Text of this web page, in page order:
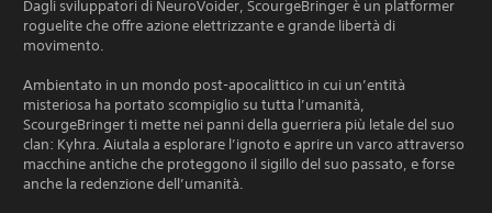
Dagli sviluppatori di NeuroVoider, ScourgeBringer è un platformer
roguelite che offre azione elettrizzante e grande libertà di
movimento.
Ambientato in un mondo post-apocalittico in cui un’entità
misteriosa ha portato scompiglio su tutta l’umanità,
ScourgeBringer ti mette nei panni della guerriera più letale del suo
clan: Kyhra. Aiutala a esplorare l’ignoto e aprire un varco attraverso
macchine antiche che proteggono il sigillo del suo passato, e forse
anche la redenzione dell’umanità.